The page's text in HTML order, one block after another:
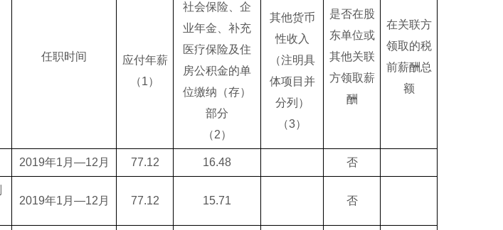
任职时间
是否在股
东单位或
其他关联
方领取薪
酬
在关联方
领取的税
前薪酬总
额
应付年薪
（1）
社会保险、企
业年金、补充
医疗保险及住
房公积金的单
位缴纳（存）
部分
（2）
其他货币
性收入
（注明具
体项目并
分列）
（3）
2019年1月—12月 77.12 16.48 否
2019年1月—12月 77.12 15.71 否